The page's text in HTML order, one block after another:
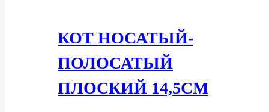
КОТ НОСАТЫЙ-
ПОЛОСАТЫЙ
ПЛОСКИЙ 14,5СМ